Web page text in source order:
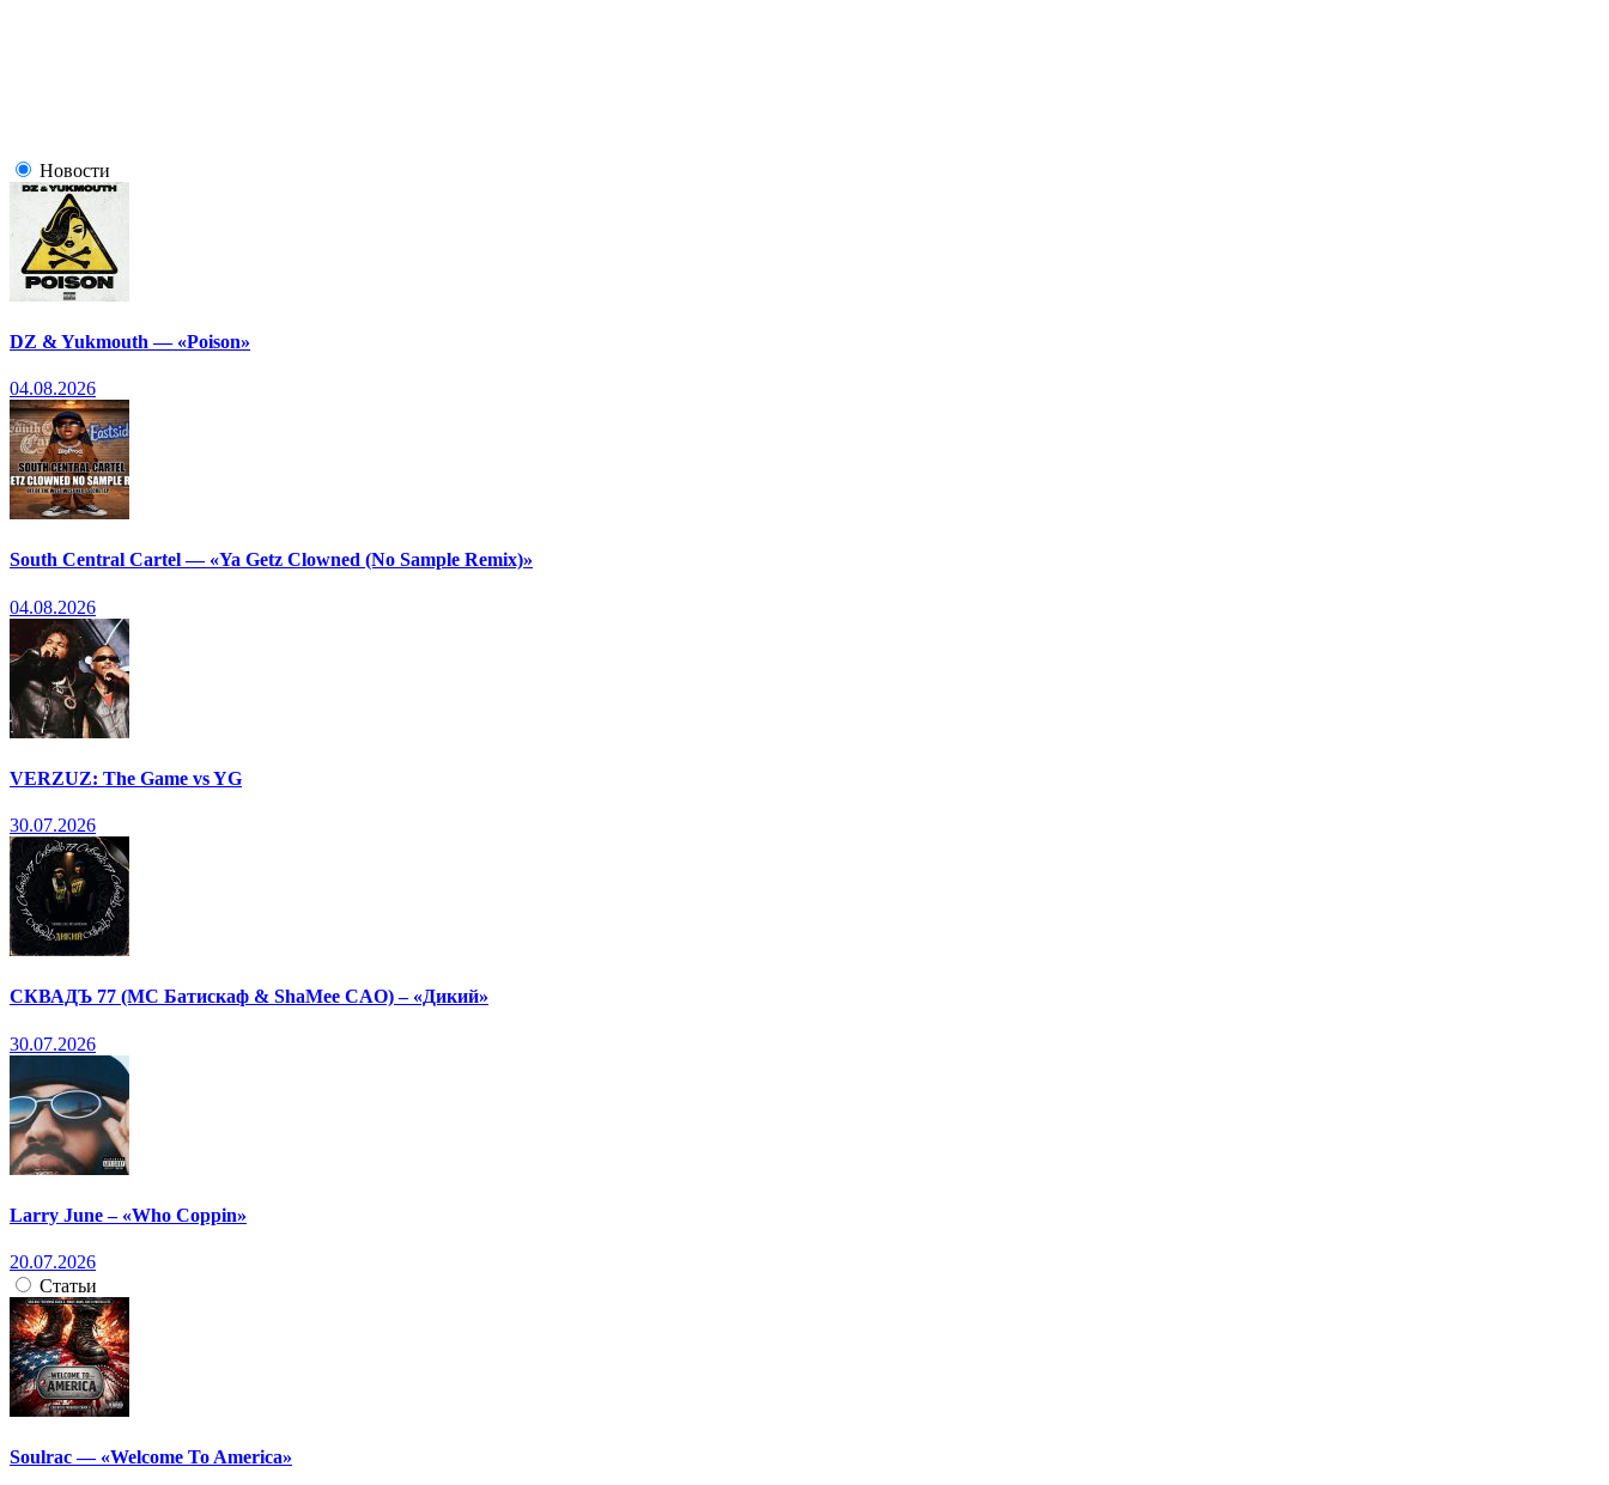
Новости
DZ & Yukmouth — «Poison»
04.08.2026
South Central Cartel — «Ya Getz Clowned (No Sample Remix)»
04.08.2026
VERZUZ: The Game vs YG
30.07.2026
СКВАДЪ 77 (МС Батискаф & ShaMee CAO) – «Дикий»
30.07.2026
Larry June – «Who Coppin»
20.07.2026
Статьи
Soulrac — «Welcome To America»